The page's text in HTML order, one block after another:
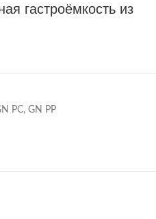
гастроёмкость из
PC, GN PP